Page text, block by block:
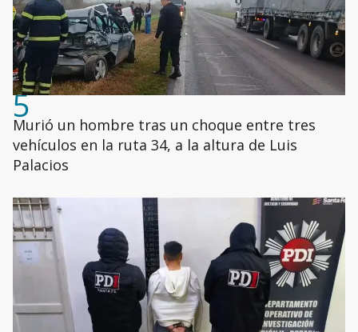
5
Murió un hombre tras un choque entre tres
vehículos en la ruta 34, a la altura de Luis
Palacios